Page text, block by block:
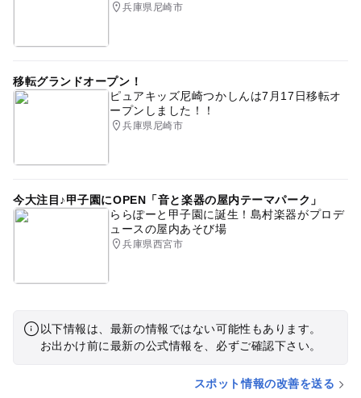
兵庫県尼崎市
移転グランドオープン！
ピュアキッズ尼崎つかしんは7月17日移転オ
ープンしました！！
兵庫県尼崎市
今大注目♪甲子園にOPEN「音と楽器の屋内テーマパーク」
ららぽーと甲子園に誕生！島村楽器がプロデ
ュースの屋内あそび場
兵庫県西宮市
以下情報は、最新の情報ではない可能性もあります。
お出かけ前に最新の公式情報を、必ずご確認下さい。
スポット情報の改善を送る